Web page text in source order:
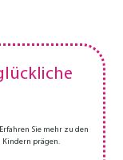
Sie mehr zu den
Kindern prägen.